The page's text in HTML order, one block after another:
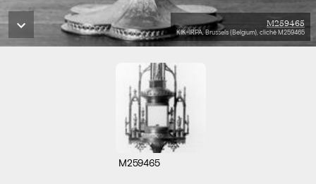
M259465
KIK-IRPA, Brussels (Belgium), cliché M259465
M259465